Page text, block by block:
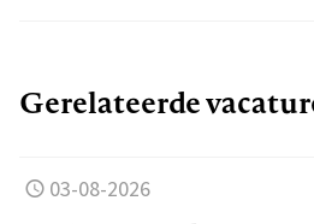
Gerelateerde
03-08-2026